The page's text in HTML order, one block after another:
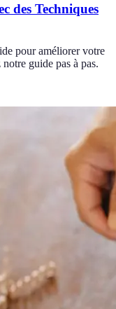
des Techniques
pour améliorer votre
guide pas à pas.